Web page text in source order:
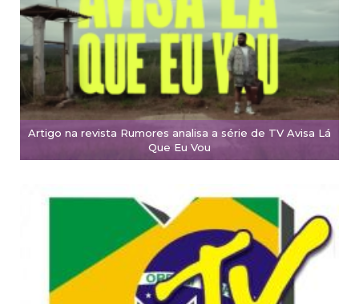
Artigo na revista Rumores analisa a série de TV Avisa Lá
Que Eu Vou